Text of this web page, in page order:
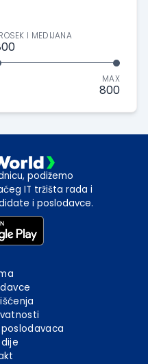
I MEDIJANA
MAX
800
podižemo
IT tržišta rada i
i poslodavce.